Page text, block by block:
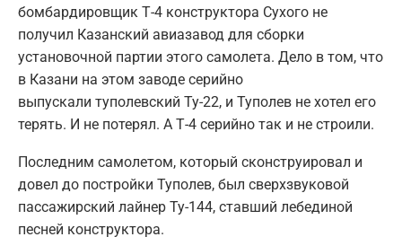
бомбардировщик Т-4 конструктора Сухого не
получил Казанский авиазавод для сборки
установочной партии этого самолета. Дело в том, что
в Казани на этом заводе серийно
выпускали туполевский Ту-22, и Туполев не хотел его
терять. И не потерял. А Т-4 серийно так и не строили.
Последним самолетом, который сконструировал и
довел до постройки Туполев, был сверхзвуковой
пассажирский лайнер Ту-144, ставший лебединой
песней конструктора.